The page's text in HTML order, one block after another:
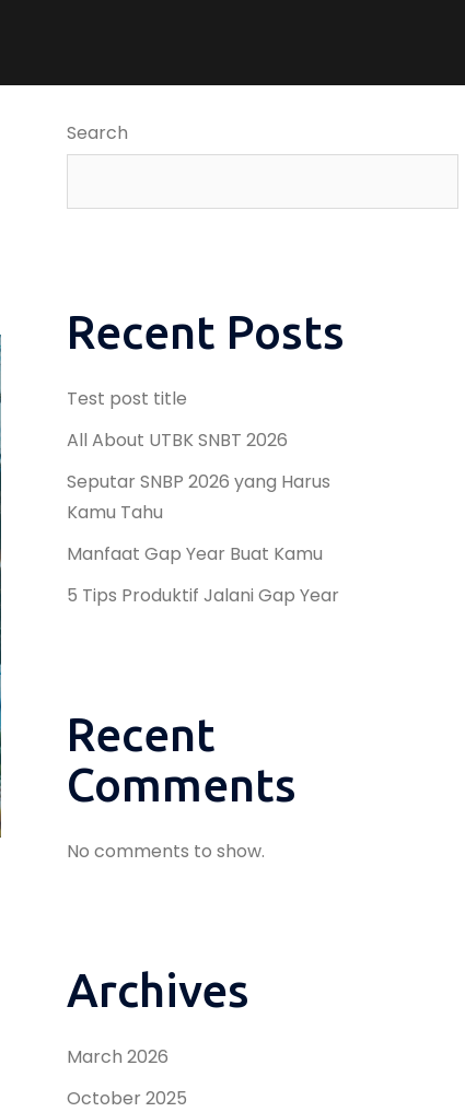
Search
Recent Posts
Test post title
All About UTBK SNBT 2026
Seputar SNBP 2026 yang Harus
Kamu Tahu
Manfaat Gap Year Buat Kamu
5 Tips Produktif Jalani Gap Year
Recent
Comments
No comments to show.
Archives
March 2026
October 2025